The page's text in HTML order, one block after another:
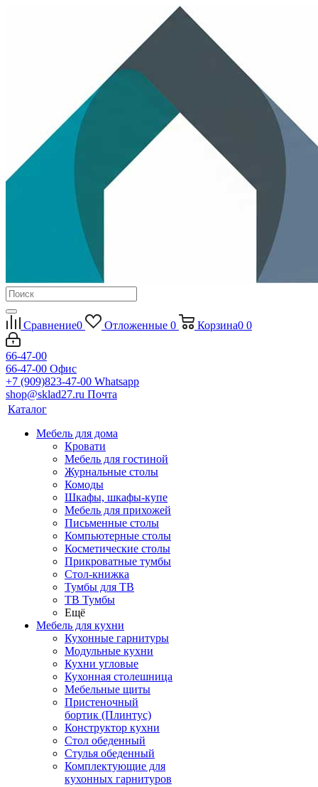
Сравнение0 Отложенные 0 Корзина0 0
66-47-00
66-47-00 Офис
+7 (909)823-47-00 Whatsapp
shop@sklad27.ru Почта
Каталог
Мебель для дома
Кровати
Мебель для гостиной
Журнальные столы
Комоды
Шкафы, шкафы-купе
Мебель для прихожей
Письменные столы
Компьютерные столы
Косметические столы
Прикроватные тумбы
Стол-книжка
Тумбы для ТВ
ТВ Тумбы
Ещё
Мебель для кухни
Кухонные гарнитуры
Модульные кухни
Кухни угловые
Кухонная столешница
Мебельные щиты
Пристеночный
бортик (Плинтус)
Конструктор кухни
Стол обеденный
Стулья обеденный
Комплектующие для
кухонных гарнитуров